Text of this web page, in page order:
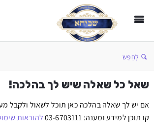
לְחַפֵּשׂ
שאל כל שאלה שיש לך בהלכה!
אם יש לך שאלה בהלכה כאן תוכל לשאול ולקבל
קו תוכן למידע ומענה: 03-6703111
להוראות